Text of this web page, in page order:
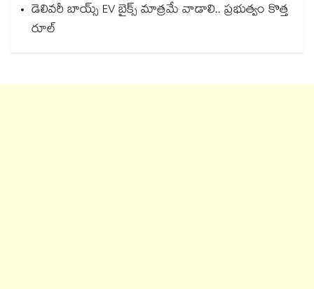
డెలివరీ బాయ్స్ EV బైక్స్ మాత్రమే వాడాలి.. ప్రభుత్వం కొత్త
రూల్